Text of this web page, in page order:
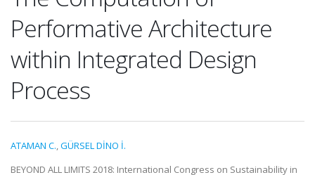
Performative Architecture
within Integrated Design
Process
ATAMAN C.,GÜRSEL DİNO İ.
BEYOND ALL LIMITS 2018: International Congress on Sustainability in